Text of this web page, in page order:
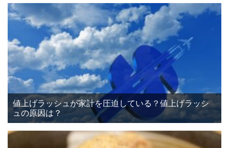
値上げラッシュが家計を圧迫している？値上げラッシ
ュの原因は？